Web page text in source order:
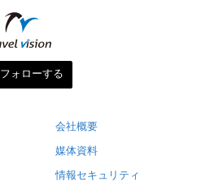
フォローする
会社概要
媒体資料
情報セキュリティ